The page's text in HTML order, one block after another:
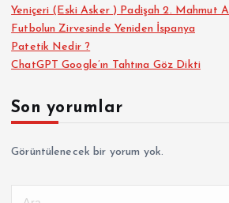
Yeniçeri (Eski Asker ) Padişah 2. Mahmut
Futbolun Zirvesinde Yeniden İspanya
Patetik Nedir ?
ChatGPT Google’ın Tahtına Göz Dikti
Son yorumlar
Görüntülenecek bir yorum yok.